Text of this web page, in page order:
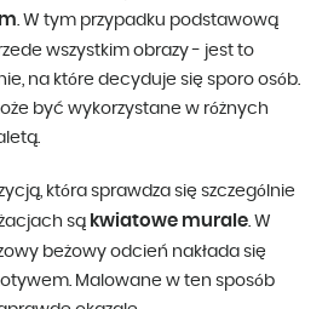
. W tym przypadku podstawową
wszystkim obrazy - jest to
na które decyduje się sporo osób.
być wykorzystane w różnych
która sprawdza się szczególnie
są kwiatowe murale . W
beżowy odcień nakłada się
Malowane w ten sposób